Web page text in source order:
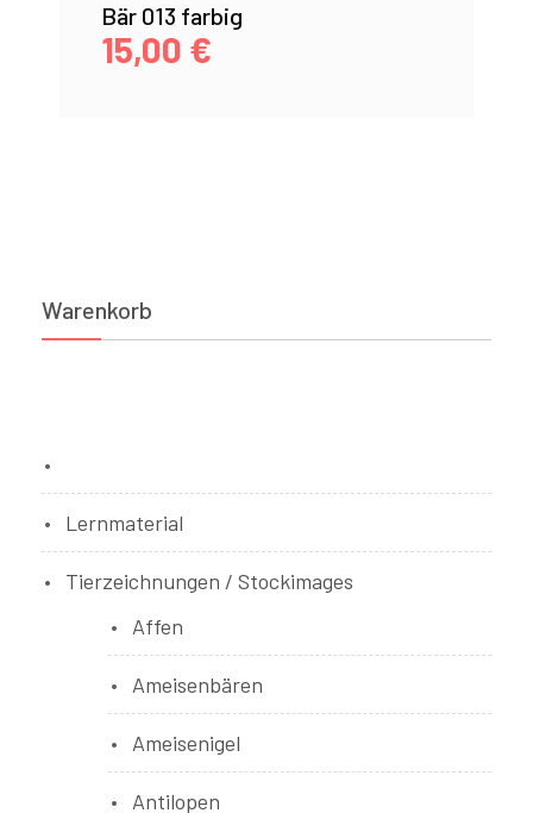
Bär 013 farbig
15,00 €
Warenkorb
Lernmaterial
Tierzeichnungen / Stockimages
Affen
Ameisenbären
Ameisenigel
Antilopen